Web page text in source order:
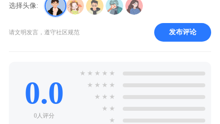
选择头像:
请文明发言，遵守社区规范 发布评论
0.0
0人评分
★ ★ ★ ★ ★
★ ★ ★ ★
★ ★ ★
★ ★
★